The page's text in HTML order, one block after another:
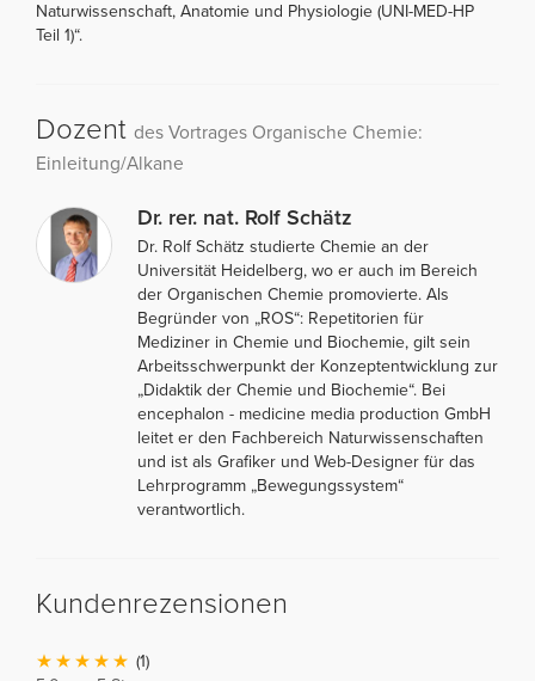
Naturwissenschaft, Anatomie und Physiologie (UNI-MED-HP
Teil 1)“.
Dozent des Vortrages Organische Chemie:
Einleitung/Alkane
Dr. rer. nat. Rolf Schätz
Dr. Rolf Schätz studierte Chemie an der
Universität Heidelberg, wo er auch im Bereich
der Organischen Chemie promovierte. Als
Begründer von „ROS“: Repetitorien für
Mediziner in Chemie und Biochemie, gilt sein
Arbeitsschwerpunkt der Konzeptentwicklung zur
„Didaktik der Chemie und Biochemie“. Bei
encephalon - medicine media production GmbH
leitet er den Fachbereich Naturwissenschaften
und ist als Grafiker und Web-Designer für das
Lehrprogramm „Bewegungssystem“
verantwortlich.
Kundenrezensionen
(1)